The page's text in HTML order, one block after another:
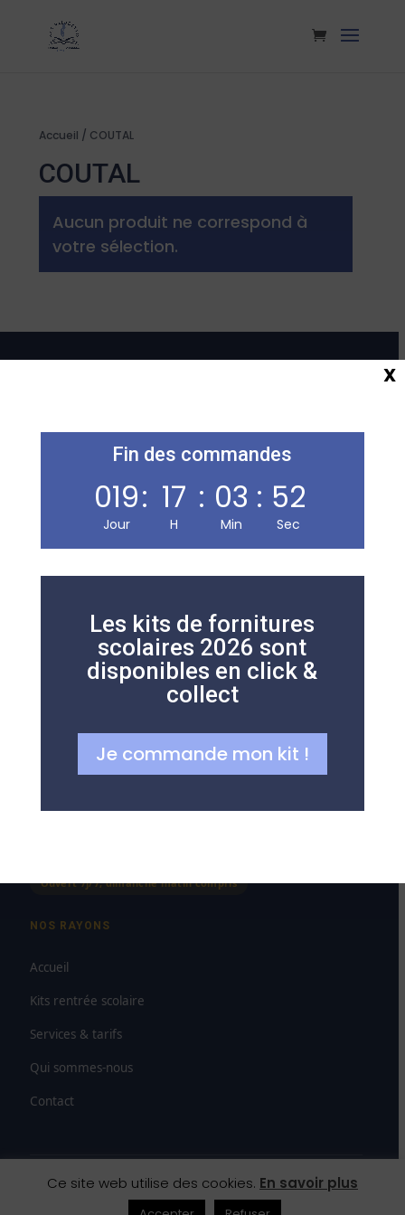
Accueil / COUTAL
COUTAL
Aucun produit ne correspond à
votre sélection.
Librairie, presse, carterie, jeux & jouets et papeterie, sur
200 m² en plein centre de Carmaux. Indépendante
81400 Carmaux
05 63 76 55 94
Nous écrire
Lun – Ven 7h00–12h30 · 13h30–19h00
Ouvert 7j/7, dimanche matin compris
NOS RAYONS
Accueil
Kits rentrée scolaire
Services & tarifs
Qui sommes-nous
Contact
© 2026 SAS Paludetto — Maison de la Presse Carmausine
Droit de rétractation Mentions légalesCGV
Ce site web utilise des cookies. En savoir plus
Fin des commandes
019
Jour
: 17
H
: 03
Min
: 51
Sec
Les kits de fornitures
scolaires 2026 sont
disponibles en click &
collect
Je commande mon kit !
X